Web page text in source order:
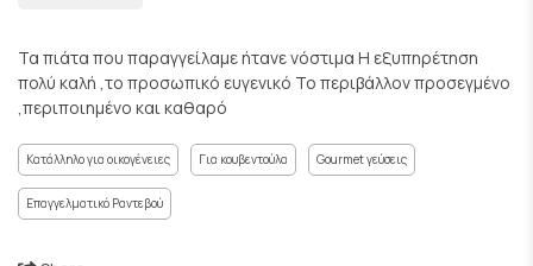
Τα πιάτα που παραγγείλαμε ήτανε νόστιμα Η εξυπηρέτηση
πολύ καλή ,το προσωπικό ευγενικό Το περιβάλλον προσεγμένο
,περιποιημένο και καθαρό
Κατάλληλο για οικογένειες Για κουβεντούλα Gourmet γεύσεις
Επαγγελματικό Ραντεβού